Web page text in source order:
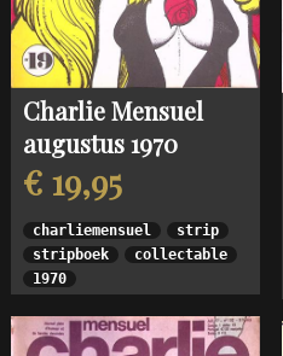
Charlie Mensuel
augustus 1970
€ 19,95
charliemensuel
strip
stripboek
collectable
1970